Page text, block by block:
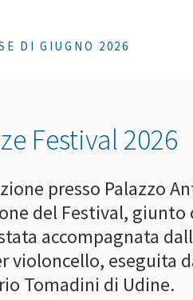
DI GIUGNO 2026
Festival 2026
presso Palazzo
del Festival, giunto
accompagnata
violoncello, eseguita
Tomadini di Udine.